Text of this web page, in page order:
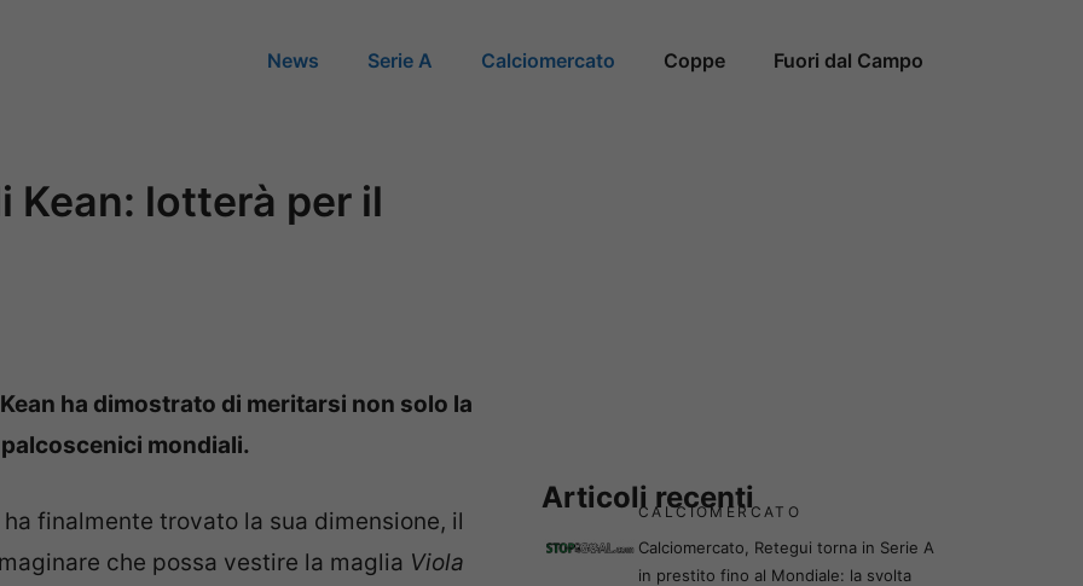
News Serie A Calciomercato Coppe Fuori dal Campo
Kean: lotterà per il
ha dimostrato di meritarsi non solo la
mondiali.
finalmente trovato la sua dimensione, il
che possa vestire la maglia Viola
Articoli recenti
CALCIOMERCATO
Calciomercato, Retegui torna in Serie A
in prestito fino al Mondiale: la svolta